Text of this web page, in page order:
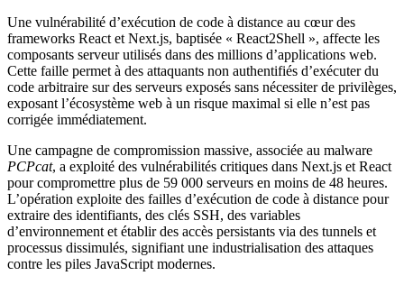
Une vulnérabilité d’exécution de code à distance au cœur des
frameworks React et Next.js, baptisée « React2Shell », affecte les
composants serveur utilisés dans des millions d’applications web.
Cette faille permet à des attaquants non authentifiés d’exécuter du
code arbitraire sur des serveurs exposés sans nécessiter de privilèges,
exposant l’écosystème web à un risque maximal si elle n’est pas
corrigée immédiatement.
Une campagne de compromission massive, associée au malware
PCPcat, a exploité des vulnérabilités critiques dans Next.js et React
pour compromettre plus de 59 000 serveurs en moins de 48 heures.
L’opération exploite des failles d’exécution de code à distance pour
extraire des identifiants, des clés SSH, des variables
d’environnement et établir des accès persistants via des tunnels et
processus dissimulés, signifiant une industrialisation des attaques
contre les piles JavaScript modernes.